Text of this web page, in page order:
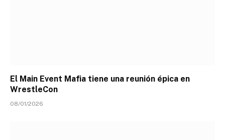
El Main Event Mafia tiene una reunión épica en
WrestleCon
08/01/2026